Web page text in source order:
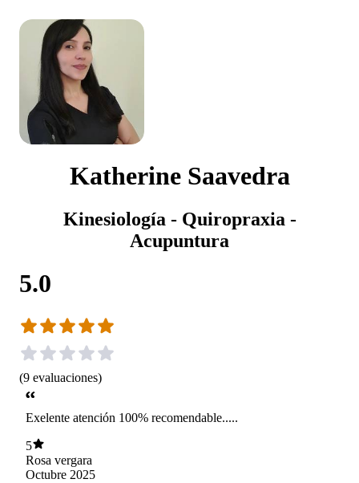
Katherine Saavedra
Kinesiología - Quiropraxia -
Acupuntura
5.0
(9 evaluaciones)
Exelente atención 100% recomendable.....
5
Rosa vergara
Octubre 2025